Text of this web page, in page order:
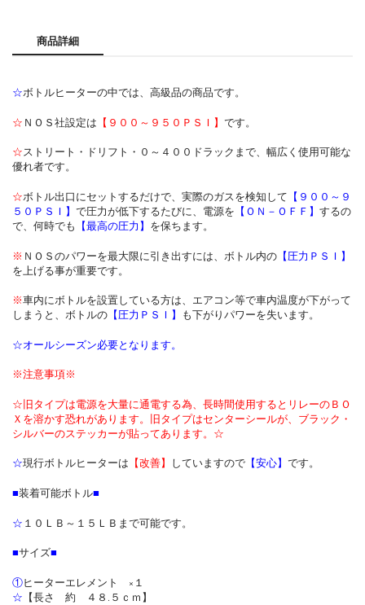
商品詳細
☆ボトルヒーターの中では、高級品の商品です。
☆ ＮＯＳ社設定は 【９００～９５０ＰＳＩ】 です。
☆ストリート・ドリフト・０～４００ドラックまで、幅広く使用可能な
優れ者です。
☆ボトル出口にセットするだけで、実際のガスを検知して 【９００～９
５０ＰＳＩ】 で圧力が低下するたびに、電源を 【ＯＮ－ＯＦＦ】 するの
で、何時でも
【最高の圧力】 を保ちます。
※ ＮＯＳのパワーを最大限に引き出すには、ボトル内の 【圧力ＰＳＩ】
を上げる事が重要です。
※車内にボトルを設置している方は、エアコン等で車内温度が下がって
しまうと、ボトルの 【圧力ＰＳＩ】 も下がりパワーを失います。
☆オールシーズン必要となります。
※注意事項※
☆旧タイプは電源を大量に通電する為、長時間使用するとリレーのＢＯ
Ｘを溶かす恐れがあります。旧タイプはセンターシールが、ブラック・
シルバーのステッカーが貼ってあります。☆
☆現行ボトルヒーターは 【改善】 していますので 【安心】 です。
■装着可能ボトル■
☆ １０ＬＢ～１５ＬＢまで可能です。
■サイズ■
①ヒーターエレメント ×１
☆ 【長さ 約 ４８.５ｃｍ】